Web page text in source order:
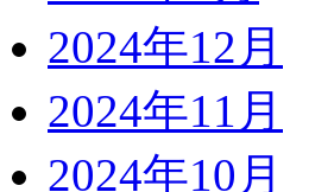
2024年12月
2024年11月
2024年10月